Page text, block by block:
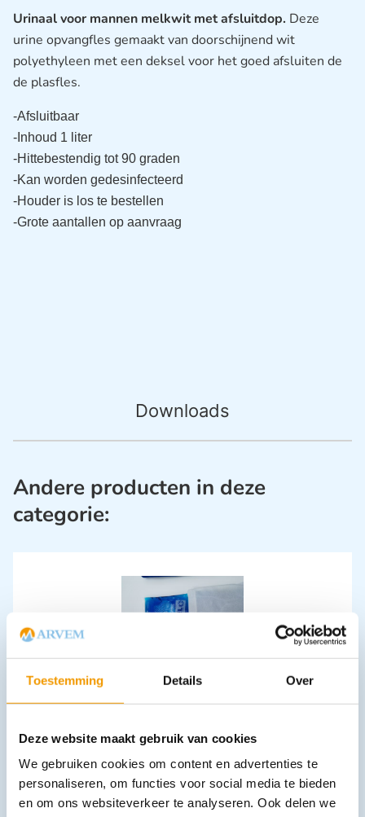
Toestemming Details Over
Deze website maakt gebruik van cookies
We gebruiken cookies om content en advertenties te
personaliseren, om functies voor social media te bieden
en om ons websiteverkeer te analyseren. Ook delen we
Downloads
Urinaal voor mannen melkwit met afsluitdop. Deze
urine opvangfles gemaakt van doorschijnend wit
polyethyleen met een deksel voor het goed afsluiten de
de plasfles.
-Afsluitbaar
-Inhoud 1 liter
-Hittebestendig tot 90 graden
-Kan worden gedesinfecteerd
-Houder is los te bestellen
-Grote aantallen op aanvraag
Andere producten in deze
categorie:
Hoezen voor Instant Ice pack's, 15.5 x 22cm Pak 50 stuks
Leverbaar